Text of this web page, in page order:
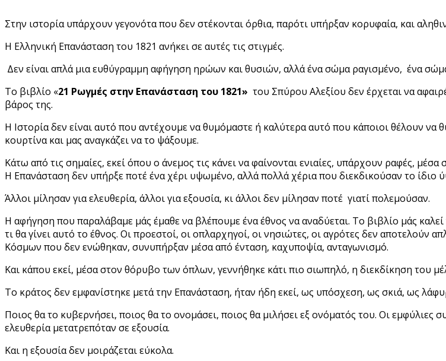
Στην ιστορία υπάρχουν γεγονότα που δεν στέκονται όρθια, παρότι υπήρξαν κορυφαία, και
Η Ελληνική Επανάσταση του 1821 ανήκει σε αυτές τις στιγμές.
Δεν είναι απλά μια ευθύγραμμη αφήγηση ηρώων και θυσιών, αλλά ένα σώμα ραγισμένο, ένα
Το βιβλίο «21 Ρωγμές στην Επανάσταση του 1821» του Σπύρου Αλεξίου δεν έρχεται να
βάρος της.
Η Ιστορία δεν είναι αυτό που αντέχουμε να θυμόμαστε ή καλύτερα αυτό που κάποιοι θέλουν να
κουρτίνα και μας αναγκάζει να το ψάξουμε.
Κάτω από τις σημαίες, εκεί όπου ο άνεμος τις κάνει να φαίνονται ενιαίες, υπάρχουν ραφές,
Η Επανάσταση δεν υπήρξε ποτέ ένα χέρι υψωμένο, αλλά πολλά χέρια που διεκδικούσαν το ίδιο
Άλλοι μίλησαν για ελευθερία, άλλοι για εξουσία, κι άλλοι δεν μίλησαν ποτέ γιατί πολεμούσαν.
Η αφήγηση που παραλάβαμε μάς έμαθε να βλέπουμε ένα έθνος να αναδύεται. Το βιβλίο μάς
τι θα γίνει αυτό το έθνος. Οι προεστοί, οι οπλαρχηγοί, οι νησιώτες, οι αγρότες δεν
Κόσμων που δεν ενώθηκαν, συνυπήρξαν μέσα από ένταση, καχυποψία, ανταγωνισμό.
Και κάπου εκεί, μέσα στον θόρυβο των όπλων, γεννήθηκε κάτι πιο σιωπηλό, η διεκδίκηση του
Το κράτος δεν εμφανίστηκε μετά την Επανάσταση, ήταν ήδη εκεί, ως υπόσχεση, ως σκιά, ως
Ποιος θα το κυβερνήσει, ποιος θα το ονομάσει, ποιος θα μιλήσει εξ ονόματός του. Οι εμφύλιες
ελευθερία μετατρεπόταν σε εξουσία.
Και η εξουσία δεν μοιράζεται εύκολα.